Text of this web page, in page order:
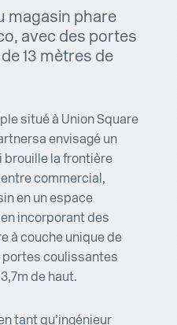
magasin phare
avec des portes
13 mètres de
situé à Union Square
a envisagé un
brouille la frontière
commercial,
en un espace
incorporant des
à couche unique de
portes coulissantes
de haut.
tant qu’ingénieur